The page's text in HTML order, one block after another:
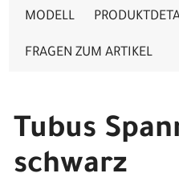
MODELL
FRAGEN ZUM ARTIKEL
Tubus
schwarz